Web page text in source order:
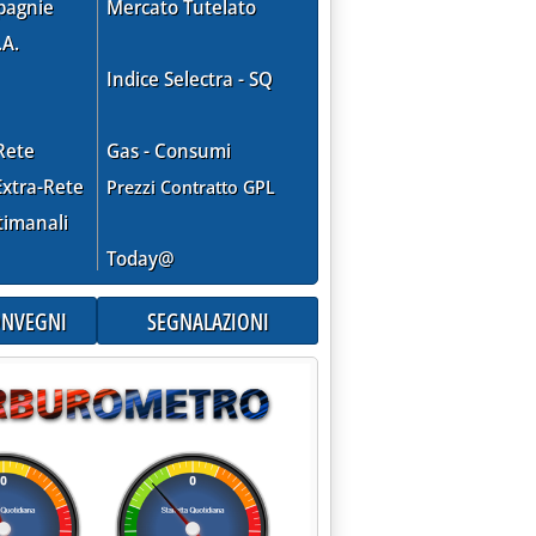
alle 15.46.
e il mercato corre'
Rete
Mercato Tutelato
Indice Selectra - SQ
Gas - Consumi
Prezzi Contratto GPL
Today@
SEGNALAZIONI